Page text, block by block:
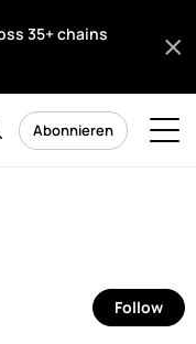
35+ chains
Abonnieren
Follow